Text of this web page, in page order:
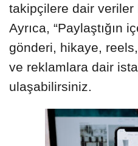
takipçilere dair veriler
Ayrıca, “Paylaştığın
gönderi, hikaye,
ve reklamlara dair
ulaşabilirsiniz.